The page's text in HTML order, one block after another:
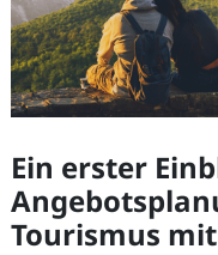
Ein erster
Tourismus mit